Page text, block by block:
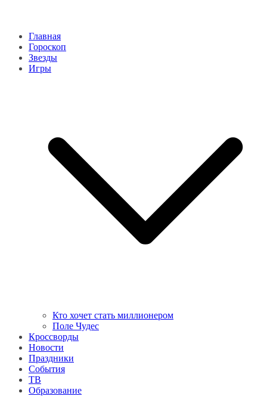
Главная
Гороскоп
Звезды
Игры
Кто хочет стать миллионером
Поле Чудес
Кроссворды
Новости
Праздники
События
ТВ
Образование